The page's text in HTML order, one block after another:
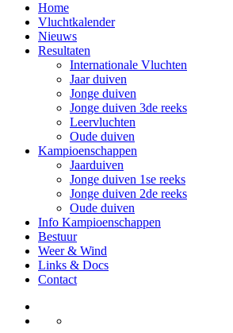
Home
Vluchtkalender
Nieuws
Resultaten
Internationale Vluchten
Jaar duiven
Jonge duiven
Jonge duiven 3de reeks
Leervluchten
Oude duiven
Kampioenschappen
Jaarduiven
Jonge duiven 1se reeks
Jonge duiven 2de reeks
Oude duiven
Info Kampioenschappen
Bestuur
Weer & Wind
Links & Docs
Contact